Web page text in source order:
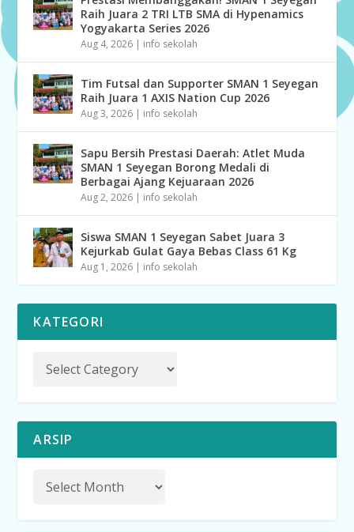
Raih Juara 2 TRI LTB SMA di Hypenamics
Yogyakarta Series 2026
Aug 4, 2026 | info sekolah
Tim Futsal dan Supporter SMAN 1 Seyegan
Raih Juara 1 AXIS Nation Cup 2026
Aug 3, 2026 | info sekolah
Sapu Bersih Prestasi Daerah: Atlet Muda
SMAN 1 Seyegan Borong Medali di
Berbagai Ajang Kejuaraan 2026
Aug 2, 2026 | info sekolah
Siswa SMAN 1 Seyegan Sabet Juara 3
Kejurkab Gulat Gaya Bebas Class 61 Kg
Aug 1, 2026 | info sekolah
KATEGORI
ARSIP